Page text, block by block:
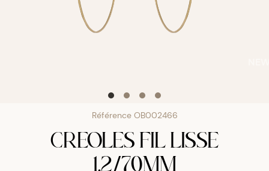
Référence OB002466
CREOLES FIL LISSE
1.2/70MM